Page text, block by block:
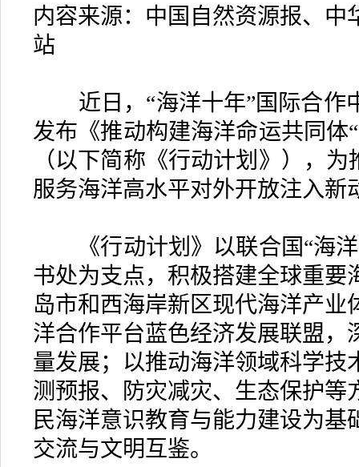
内容来源：中国自然资源报、中
站
近日，“海洋十年”国际合作
发布《推动构建海洋命运共同体
（以下简称《行动计划》），
服务海洋高水平对外开放注入新
《行动计划》以联合国“海洋
书处为支点，积极搭建全球重要
岛市和西海岸新区现代海洋产业
洋合作平台蓝色经济发展联盟，
量发展；以推动海洋领域科学技
测预报、防灾减灾、生态保护等
民海洋意识教育与能力建设为
交流与文明互鉴。